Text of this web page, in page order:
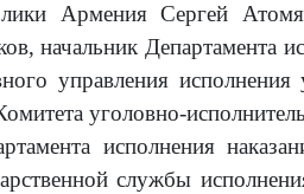
Армения Сергей
начальник Департамента
управления
уголовно-
исполнения
службы